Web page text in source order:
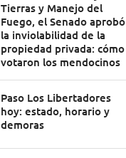
Tierras y Manejo del
Fuego, el Senado aprobó
la inviolabilidad de la
propiedad privada: cómo
votaron los mendocinos
Paso Los Libertadores
hoy: estado, horario y
demoras